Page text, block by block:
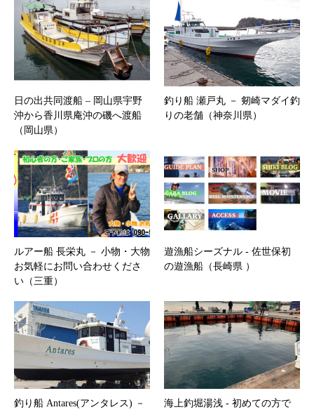
日の出共同渡船 – 岡山県宇野
沖から香川県庵沖の磯へ渡船
（岡山県）
釣り船 瀬戸丸 － 剱崎マダイ釣
りの老舗（神奈川県）
ルアー船 長栄丸 － 小物・大物
お気軽にお問い合わせくださ
い（三重）
遊漁船シーズナル ‐ 佐世保初
の遊漁船（長崎県 ）
釣り船 Antares(アンタレス) －
海上釣堀湯浅 ‐ 初めての方で